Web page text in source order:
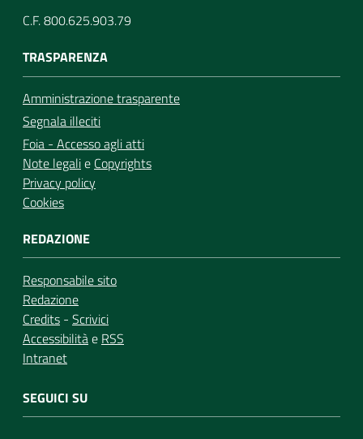
C.F. 800.625.903.79
TRASPARENZA
Amministrazione trasparente
Segnala illeciti
Foia - Accesso agli atti
Note legalie Copyrights
Privacy policy
Cookies
REDAZIONE
Responsabile sito
Redazione
Credits - Scrivici
Accessibilitàe RSS
Intranet
SEGUICI SU